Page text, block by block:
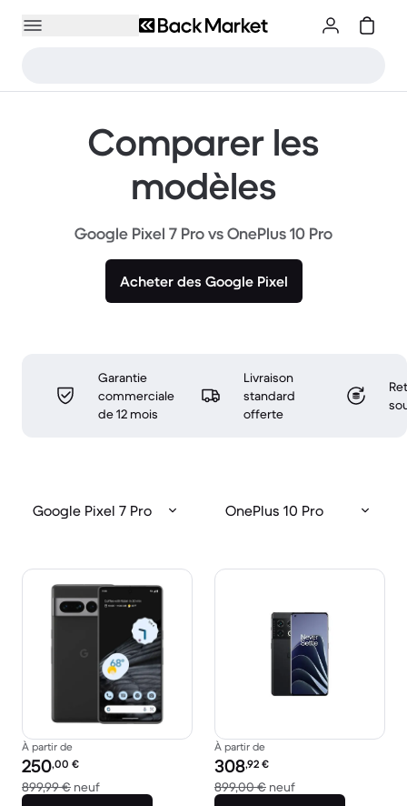
Comparer les
modèles
Google Pixel 7 Pro vs OnePlus 10 Pro
Acheter des Google Pixel
Garantie
commerciale
de 12 mois
Livraison
standard
offerte
Google Pixel 7 Pro OnePlus 10 Pro
À partir de
Prix reconditionné :
250,00 €
899,99 € neufcontre 899,99 € neuf
À partir de
Prix reconditionné :
308,92 €
899,00 € neufcontre 899,00 €